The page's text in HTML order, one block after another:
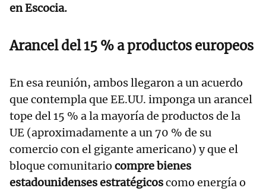
en Escocia.
Arancel del 15 % a productos europeos
En esa reunión, ambos llegaron a un acuerdo
que contempla que EE.UU. imponga un arancel
tope del 15 % a la mayoría de productos de la
UE (aproximadamente a un 70 % de su
comercio con el gigante americano) y que el
bloque comunitario compre bienes
estadounidenses estratégicoscomo energía o